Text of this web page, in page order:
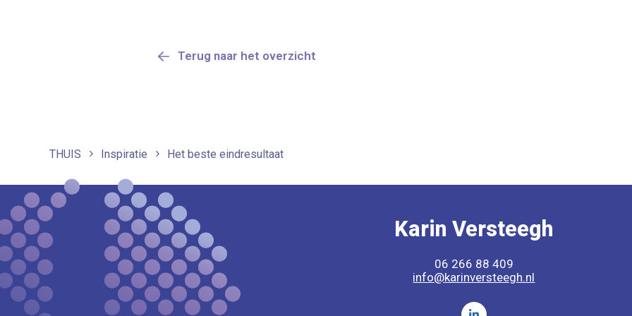
Terug naar het overzicht
THUIS Inspiratie Het beste eindresultaat
Karin Versteegh
06 266 88 409
info@karinversteegh.nl